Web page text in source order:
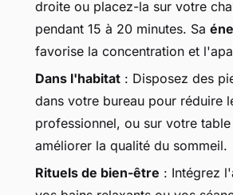
droite ou placez-la sur votre
pendant 15 à 20 minutes. Sa
favorise la concentration et
Dans l'habitat : Disposez des
dans votre bureau pour réduire
professionnel, ou sur votre
améliorer la qualité du sommeil.
Rituels de bien-être : Intégrez